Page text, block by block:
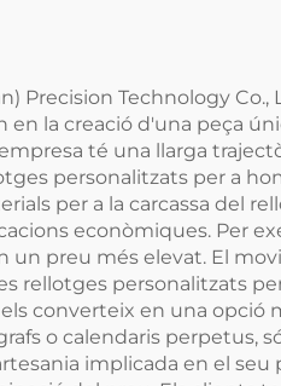
Precision Technology
la creació d'una peça
té una llarga
personalitzats per a
per a la carcassa del
econòmiques. Per
un preu més elevat. El
rellotges personalitzats
converteix en una opció
o calendaris perpetus,
implicada en el